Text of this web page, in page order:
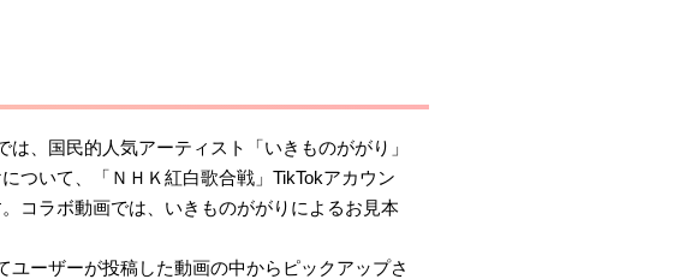
は、国民的人気アーティスト「いきものががり」
ついて、「ＮＨＫ紅白歌合戦」TikTokアカウン
コラボ動画では、いきものががりによるお見本
ユーザーが投稿した動画の中からピックアップさ